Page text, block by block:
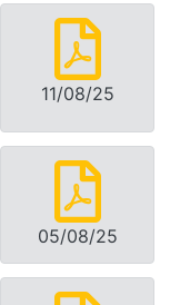
11/08/25
05/08/25